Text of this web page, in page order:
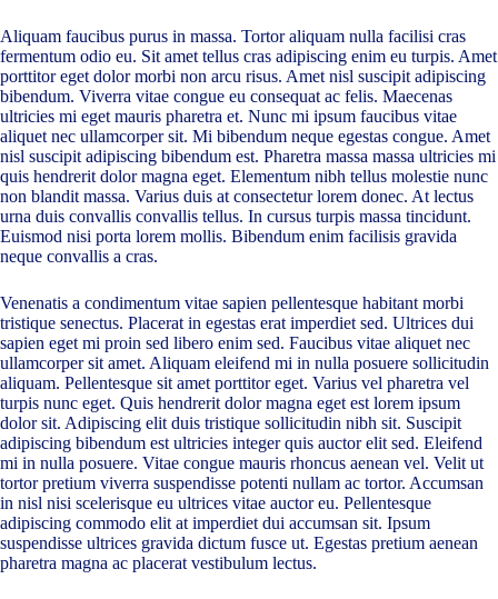
Aliquam faucibus purus in massa. Tortor aliquam nulla facilisi cras
fermentum odio eu. Sit amet tellus cras adipiscing enim eu turpis. Amet
porttitor eget dolor morbi non arcu risus. Amet nisl suscipit adipiscing
bibendum. Viverra vitae congue eu consequat ac felis. Maecenas
ultricies mi eget mauris pharetra et. Nunc mi ipsum faucibus vitae
aliquet nec ullamcorper sit. Mi bibendum neque egestas congue. Amet
nisl suscipit adipiscing bibendum est. Pharetra massa massa ultricies mi
quis hendrerit dolor magna eget. Elementum nibh tellus molestie nunc
non blandit massa. Varius duis at consectetur lorem donec. At lectus
urna duis convallis convallis tellus. In cursus turpis massa tincidunt.
Euismod nisi porta lorem mollis. Bibendum enim facilisis gravida
neque convallis a cras.
Venenatis a condimentum vitae sapien pellentesque habitant morbi
tristique senectus. Placerat in egestas erat imperdiet sed. Ultrices dui
sapien eget mi proin sed libero enim sed. Faucibus vitae aliquet nec
ullamcorper sit amet. Aliquam eleifend mi in nulla posuere sollicitudin
aliquam. Pellentesque sit amet porttitor eget. Varius vel pharetra vel
turpis nunc eget. Quis hendrerit dolor magna eget est lorem ipsum
dolor sit. Adipiscing elit duis tristique sollicitudin nibh sit. Suscipit
adipiscing bibendum est ultricies integer quis auctor elit sed. Eleifend
mi in nulla posuere. Vitae congue mauris rhoncus aenean vel. Velit ut
tortor pretium viverra suspendisse potenti nullam ac tortor. Accumsan
in nisl nisi scelerisque eu ultrices vitae auctor eu. Pellentesque
adipiscing commodo elit at imperdiet dui accumsan sit. Ipsum
suspendisse ultrices gravida dictum fusce ut. Egestas pretium aenean
pharetra magna ac placerat vestibulum lectus.